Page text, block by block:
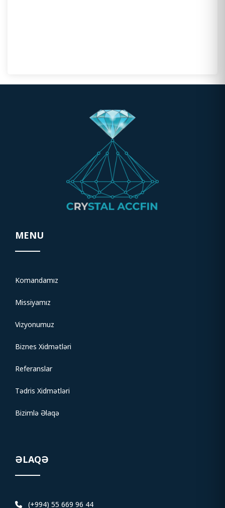
MENU
Komandamız
Missiyamız
Vizyonumuz
Biznes Xidmətləri
Referanslar
Tədris Xidmətləri
Bizimlə Əlaqə
ƏLAQƏ
(+994) 55 669 96 44